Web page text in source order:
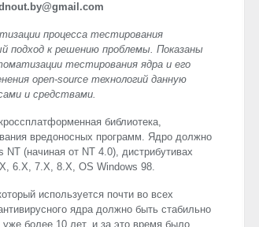
процесса тестирования
подход к решению проблемы. Показаны
тестирования ядра и его
open-source технологий данную
и средствами.
библиотека,
вредоносных программ. Ядро должно
(начиная от NT 4.0), дистрибутивах
6.X, 7.X, 8.X, OS Windows 98.
используется почти во всех
ядра должно быть стабильно
более 10 лет, и за это время было